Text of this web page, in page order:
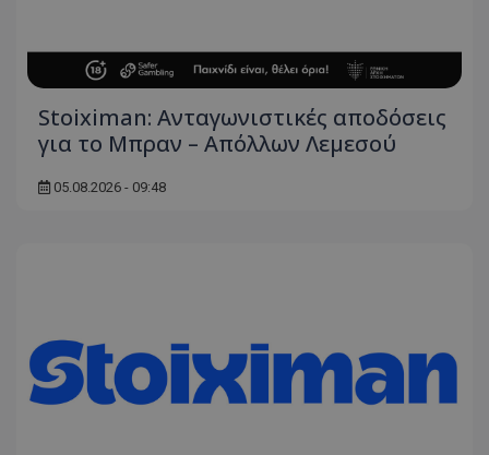
Stoiximan: Ανταγωνιστικές αποδόσεις
για το Μπραν – Απόλλων Λεμεσού
05.08.2026 - 09:48